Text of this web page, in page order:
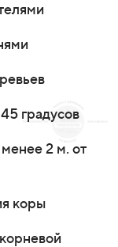
градусов
2 м. от
коры